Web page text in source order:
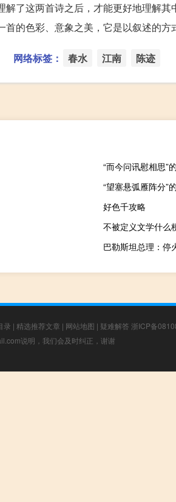
了这两首诗之后，才能更好地理解
的色彩、意象之美，它是以叙述的方
网络标签： 春水 江南 陈迹
“而今问讯慰相思”
“望塞悬弧雁阵分”
好色千攻略
不被定义文学什么
巴勒斯坦总理：停
录 | 精选推荐文章 | 网站地图 | 疑难解答 浙ICP备
说明，我们会及时纠正，谢谢